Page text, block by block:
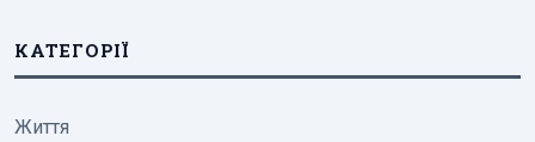
КАТЕГОРІЇ
Життя